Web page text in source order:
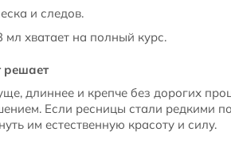
и следов.
хватает на полный курс.
длиннее и крепче без дорогих
Если ресницы стали редкими
им естественную красоту и силу.